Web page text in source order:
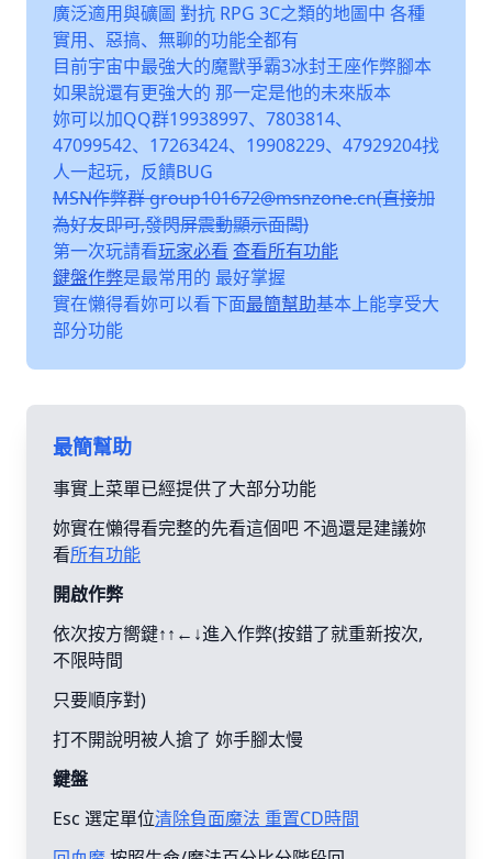
廣泛適用與礦圖 對抗 RPG 3C之類的地圖中 各種
實用、惡搞、無聊的功能全都有
目前宇宙中最強大的魔獸爭霸3冰封王座作弊腳本
如果說還有更強大的 那一定是他的未來版本
妳可以加QQ群19938997、7803814、
47099542、17263424、19908229、47929204找
人一起玩，反饋BUG
MSN作弊群 group101672@msnzone.cn(直接加
為好友即可,發閃屏震動顯示面闆)
第一次玩請看玩家必看 查看所有功能
鍵盤作弊是最常用的 最好掌握
實在懶得看妳可以看下面最簡幫助基本上能享受大
部分功能
最簡幫助
事實上菜單已經提供了大部分功能
妳實在懶得看完整的先看這個吧 不過還是建議妳
看所有功能
開啟作弊
依次按方嚮鍵↑↑←↓進入作弊(按錯了就重新按次,
不限時間
只要順序對)
打不開說明被人搶了 妳手腳太慢
鍵盤
Esc 選定單位清除負面魔法 重置CD時間